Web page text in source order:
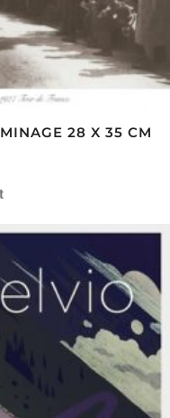
28 X 35 CM